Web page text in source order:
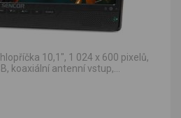
10,1", 1 024 x 600 pixelů,
koaxiální antenní vstup,...